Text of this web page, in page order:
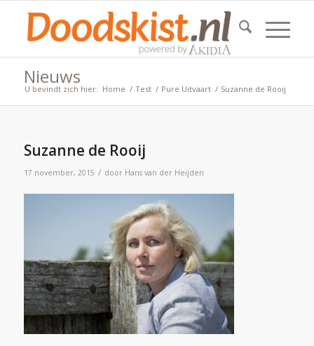
Nieuws
U bevindt zich hier: Home / Test / Pure Uitvaart / Suzanne de Rooij
Suzanne de Rooij
17 november, 2015 / door Hans van der Heijden